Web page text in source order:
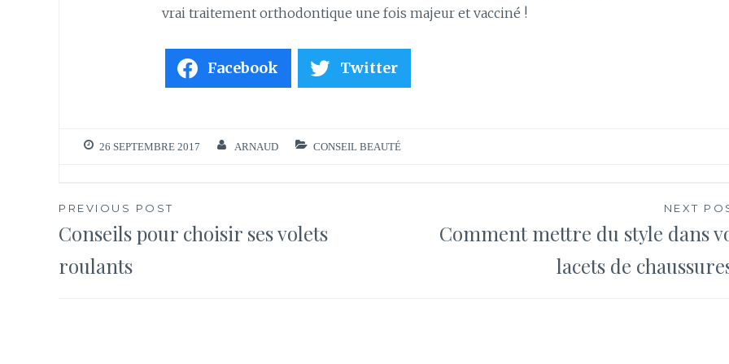
vrai traitement orthodontique une fois majeur et vacciné !
Facebook Twitter
26 SEPTEMBRE 2017 ARNAUD CONSEIL BEAUTÉ
Navigation
de
PREVIOUS POST
Conseils pour choisir ses volets
roulants
NEXT
Comment mettre du style dans
lacets de